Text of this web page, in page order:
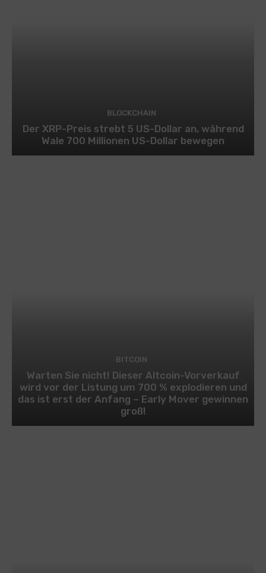
BLOCKCHAIN
Der XRP-Preis strebt 5 US-Dollar an, während
Wale 700 Millionen US-Dollar bewegen
BITCOIN
Warten Sie nicht! Dieser Altcoin-Vorverkauf
wird vor der Listung um 700 % explodieren und
das ist erst der Anfang – Early Mover gewinnen
groß!